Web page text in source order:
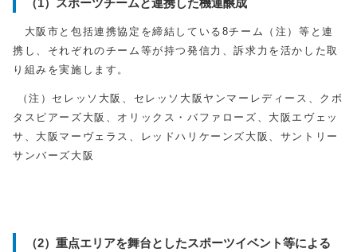
（1）スポーツチームと連携した機運醸成
大阪市と包括連携協定を締結している8チーム（注）等と連
携し、それぞれのチーム等が持つ発信力、訴求力を活かした取
り組みを実施します。
（注）セレッソ大阪、セレッソ大阪ヤンマーレディース、クボ
タスピアーズ大阪、オリックス・バファローズ、大阪エヴェッ
サ、大阪マーヴェラス、レッドハリケーンズ大阪、サントリー
サンバーズ大阪
（2）重点エリアを舞台としたスポーツイベント等による